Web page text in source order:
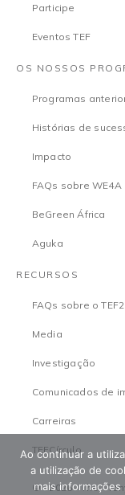
Participe
Eventos TEF
OS NOSSOS
Programas
Histórias de
Impacto
FAQs sobre WE4A
BeGreen África
Aguka
RECURSOS
FAQs sobre o
Media
Investigação
Comunicados de
Carreiras
TEFCírculo
© 2026 The
Ao continuar a
a utilização de
mais